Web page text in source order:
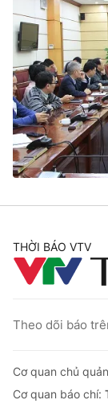
THỜI BÁO VTV
Theo dõi báo
Cơ quan chủ
Cơ quan báo chí: